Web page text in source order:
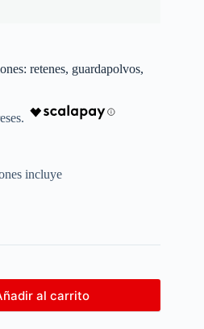
retenes, guardapolvos,
incluye
al carrito